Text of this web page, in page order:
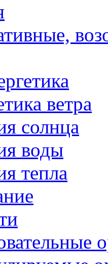
ветра
солнца
воды
тепла